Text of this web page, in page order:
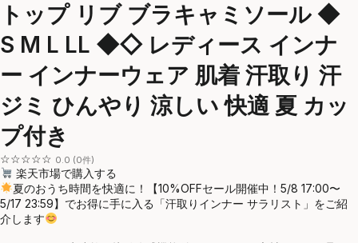
トップ リブ ブラキャミソール ◆
S M L LL ◆◇ レディース インナ
ー インナーウェア 肌着 汗取り 汗
ジミ ひんやり 涼しい 快適 夏 カッ
プ付き
☆☆☆☆☆ 0.0 (0件)
楽天市場で購入する
夏のおうち時間を快適に！【10%OFFセール開催中！5/8 17:00〜
5/17 23:59】でお得に手に入る「汗取りインナー サラリスト」をご紹
介します